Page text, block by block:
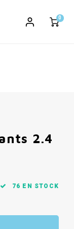
0
2.4
76 EN STOCK